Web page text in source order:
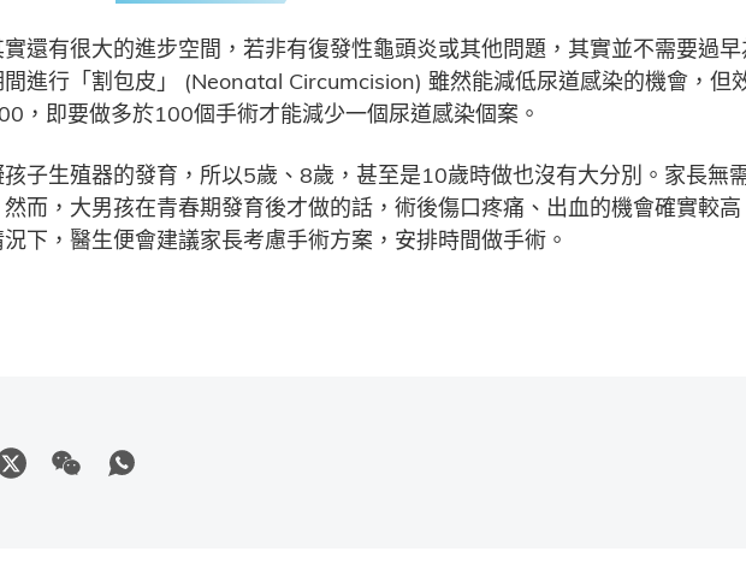
還有很大的進步空間，若非有復發性龜頭炎或其他問題，其實並不需要過
進行「割包皮」 (Neonatal Circumcision) 雖然能減低尿道感染的機會，
，即要做多於100個手術才能減少一個尿道感染個案。
子生殖器的發育，所以5歲、8歲，甚至是10歲時做也沒有大分別。家長無
而，大男孩在青春期發育後才做的話，術後傷口疼痛、出血的機會確實較
下，醫生便會建議家長考慮手術方案，安排時間做手術。